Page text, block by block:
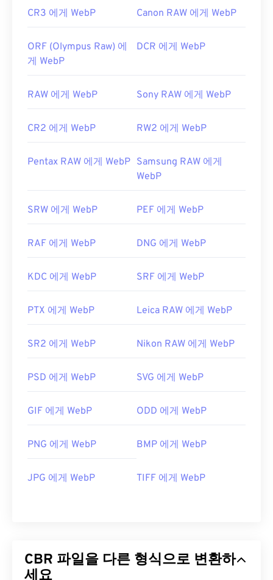
CR3 에게 WebP Canon RAW 에게 WebP
ORF (Olympus Raw) 에
게 WebP
DCR 에게 WebP
RAW 에게 WebP Sony RAW 에게 WebP
CR2 에게 WebP RW2 에게 WebP
Pentax RAW 에게 WebP Samsung RAW 에게
WebP
SRW 에게 WebP PEF 에게 WebP
RAF 에게 WebP DNG 에게 WebP
KDC 에게 WebP SRF 에게 WebP
PTX 에게 WebP Leica RAW 에게 WebP
SR2 에게 WebP Nikon RAW 에게 WebP
PSD 에게 WebP SVG 에게 WebP
GIF 에게 WebP ODD 에게 WebP
PNG 에게 WebP BMP 에게 WebP
JPG 에게 WebP TIFF 에게 WebP
CBR 파일을 다른 형식으로 변환하
세요